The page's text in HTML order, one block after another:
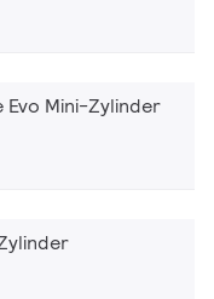
Mini-Zylinder